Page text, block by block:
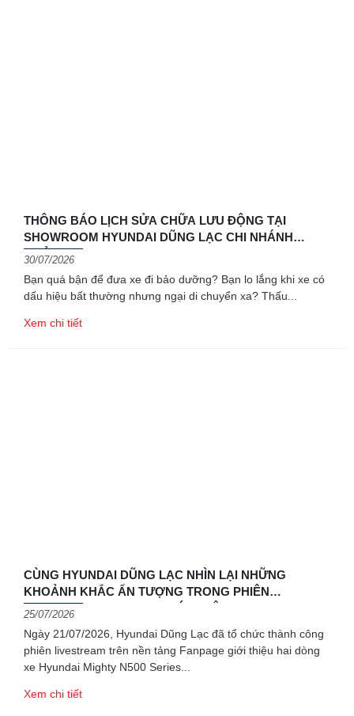
THÔNG BÁO LỊCH SỬA CHỮA LƯU ĐỘNG TẠI
SHOWROOM HYUNDAI DŨNG LẠC CHI NHÁNH
QUẢNG TRỊ
30/07/2026
Bạn quá bận để đưa xe đi bảo dưỡng? Bạn lo lắng khi xe có
dấu hiệu bất thường nhưng ngại di chuyển xa? Thấu
Xem chi tiết
CÙNG HYUNDAI DŨNG LẠC NHÌN LẠI NHỮNG
KHOẢNH KHẮC ẤN TƯỢNG TRONG PHIÊN
LIVESTREAM FANPAGE GIỚI THIỆU HYUNDAI
25/07/2026
Ngày 21/07/2026, Hyundai Dũng Lạc đã tổ chức thành công
phiên livestream trên nền tảng Fanpage giới thiệu hai dòng
xe Hyundai Mighty N500 Series
Xem chi tiết